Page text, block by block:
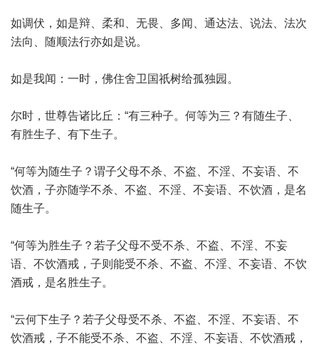
如调伏，如是辩、柔和、无畏、多闻、通达法、说法、法次
法向、随顺法行亦如是说。
如是我闻：一时，佛住舍卫国祇树给孤独园。
尔时，世尊告诸比丘：“有三种子。何等为三？有随生子、
有胜生子、有下生子。
“何等为随生子？谓子父母不杀、不盗、不淫、不妄语、不
饮酒，子亦随学不杀、不盗、不淫、不妄语、不饮酒，是名
随生子。
“何等为胜生子？若子父母不受不杀、不盗、不淫、不妄
语、不饮酒戒，子则能受不杀、不盗、不淫、不妄语、不饮
酒戒，是名胜生子。
“云何下生子？若子父母受不杀、不盗、不淫、不妄语、不
饮酒戒，子不能受不杀、不盗、不淫、不妄语、不饮酒戒，